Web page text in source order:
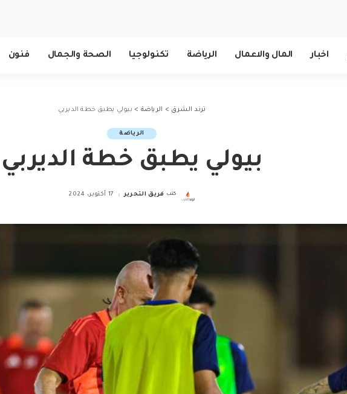
اخبار المال والاعمال الرياضة تكنولوجيا الصحة والجمال فنون
ترند الشرق > الرياضة > بيولي يطبق خطة الديربي
الرياضة
بيولي يطبق خطة الديربي
Posted
كتب فريق التحرير 17 أكتوبر، 2024